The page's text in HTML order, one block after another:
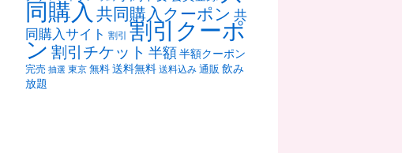
同購入 共同購入クーポン 共
同購入サイト 割引 割引クーポ
ン 割引チケット 半額 半額クーポン
完売 抽選 東京 無料 送料無料 送料込み 通販 飲み
放題